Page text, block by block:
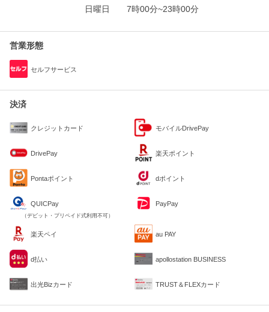
日曜日
7時00分~23時00分
営業形態
セルフサービス
決済
クレジットカード モバイルDrivePay
DrivePay 楽天ポイント
Pontaポイント dポイント
QUICPay
（デビット・プリペイド式利用不可）
PayPay
楽天ペイ au PAY
d払い apollostation BUSINESS
出光Bizカード TRUST＆FLEXカード